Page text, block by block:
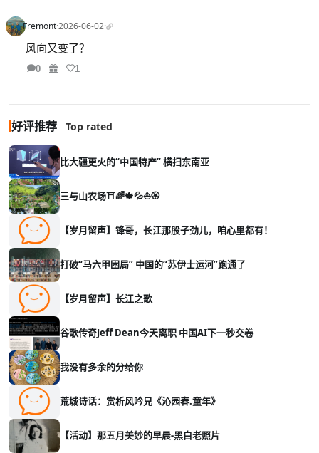
Fremont·2026-06-02·
风向又变了？
0 1
好评推荐 Top rated
比大疆更火的“中国特产” 横扫东南亚
三与山农场⛩️🌈🍁💦⛵🏵️
【岁月留声】锋哥，长江那股子劲儿，咱心里都有！
打破“马六甲困局” 中国的“苏伊士运河”跑通了
【岁月留声】长江之歌
谷歌传奇Jeff Dean今天离职 中国AI下一秒交卷
我没有多余的分给你
荒城诗话：赏析风吟兄《沁园春.童年》
【活动】那五月美妙的早晨-黑白老照片